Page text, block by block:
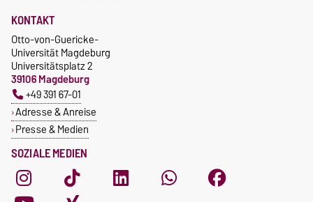
SOZIALE MEDIEN
KONTAKT
Otto-von-Guericke-
Universität Magdeburg
Universitätsplatz 2
39106 Magdeburg
+49 391 67-01
Adresse & Anreise
Presse & Medien